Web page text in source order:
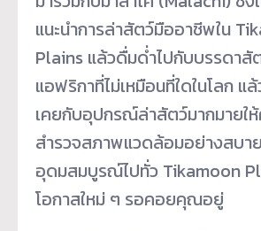
แนะนำการล่าสัตว์มืออาชีพใน
Plains แล้วดื่มด่ำไปกับบรรดาสั
แอฟริกาที่ไม่เหมือนที่ใดในโลก แ
เคยกับอุปกรณ์ล่าสัตว์มากมายใ
สำรวจสภาพแวดล้อมอย่างสบา
อุดมสมบูรณ์ไปทั่ว Tikamoon
โอกาสใหม่ ๆ รอคอยคุณอยู่